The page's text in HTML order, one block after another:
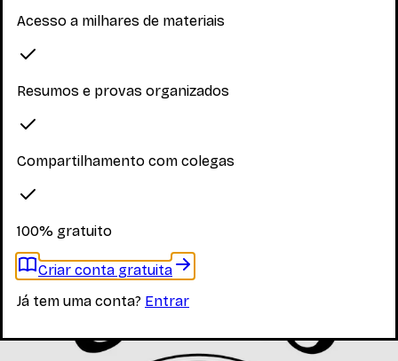
escolar... Ler mais
Nenhum inscrito ainda
Materiais
disciplina
Entrar
Materiais relacionados
Acesso a milhares de materiais
Resumos e provas organizados
Compartilhamento com colegas
100% gratuito
Criar conta gratuita
Já tem uma conta? Entrar